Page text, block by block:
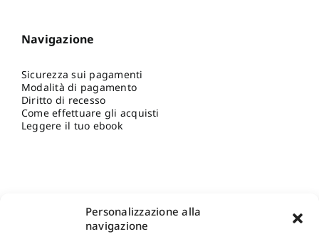
Personalizzazione alla
navigazione
Navigazione
Sicurezza sui pagamenti
Modalità di pagamento
Diritto di recesso
Come effettuare gli acquisti
Leggere il tuo ebook